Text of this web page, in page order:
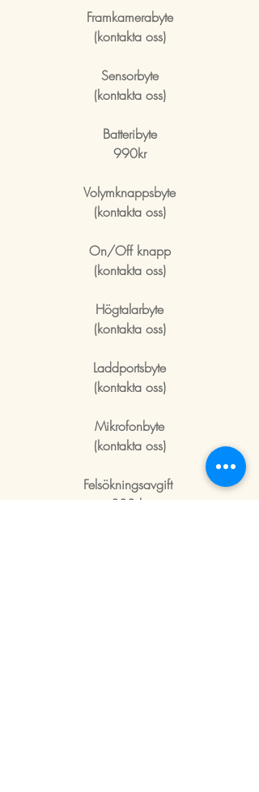
Framkamerabyte
(kontakta oss)
Sensorbyte
(kontakta oss)
Batteribyte
990kr
Volymknappsbyte
(kontakta oss)
On/Off knapp
(kontakta oss)
Högtalarbyte
(kontakta oss)
Laddportsbyte
(kontakta oss)
Mikrofonbyte
(kontakta oss)
Felsökningsavgift
300 kr